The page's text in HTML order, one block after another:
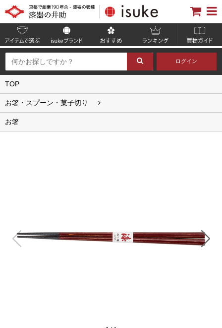
ログイン
TOP
お箸・スプーン・菓子切り
お箸